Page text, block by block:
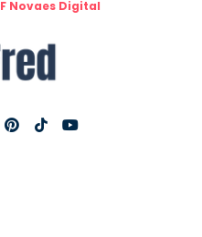
F Novaes Digital